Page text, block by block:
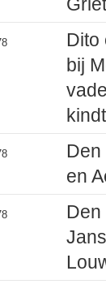
Dito
bij
en